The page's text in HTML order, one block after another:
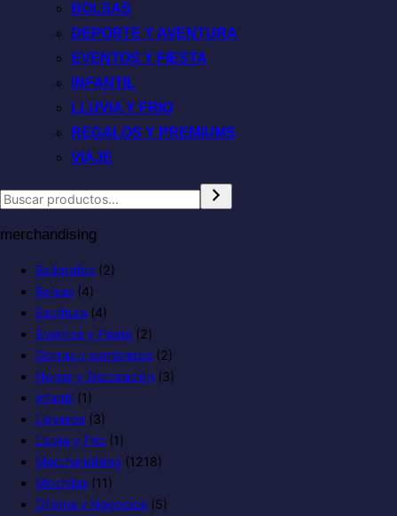
BOLSAS
DEPORTE Y AVENTURA
EVENTOS Y FIESTA
INFANTIL
LLUVIA Y FRIO
REGALOS Y PREMIUMS
VIAJE
merchandising
Boligrafos (2)
Bolsas (4)
Escritura (4)
Eventos y Fiesta (2)
Gorras y sombreros (2)
Hogar y Decoración (3)
infantil (1)
Llaveros (3)
Lluvia y Frio (1)
Merchandising (1218)
Mochilas (11)
Oficina y Negocios (5)